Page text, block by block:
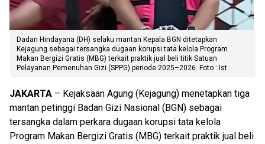
Dadan Hindayana (DH) selaku mantan Kepala BGN ditetapkan
Kejagung sebagai tersangka dugaan korupsi tata kelola Program
Makan Bergizi Gratis (MBG) terkait praktik jual beli titik Satuan
Pelayanan Pemenuhan Gizi (SPPG) periode 2025–2026. Foto : Ist
JAKARTA – Kejaksaan Agung (Kejagung) menetapkan tiga
mantan petinggi Badan Gizi Nasional (BGN) sebagai
tersangka dalam perkara dugaan korupsi tata kelola
Program Makan Bergizi Gratis (MBG) terkait praktik jual beli